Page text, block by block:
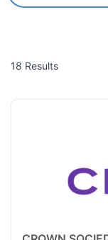
18 Results